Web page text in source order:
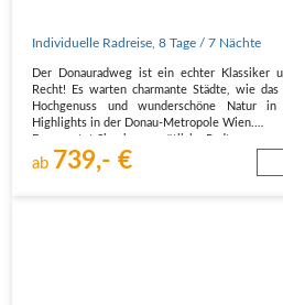
Individuelle Radreise,8 Tage/ 7 Nächte
Der Donauradweg ist ein echter Klassiker
Recht! Es warten charmante Städte, wie
Hochgenuss und wunderschöne Natur
Highlights in der Donau-Metropole Wien.
ab 739,- €